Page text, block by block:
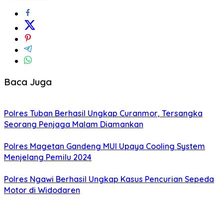
Baca Juga
Polres Tuban Berhasil Ungkap Curanmor, Tersangka
Seorang Penjaga Malam Diamankan
Polres Magetan Gandeng MUI Upaya Cooling System
Menjelang Pemilu 2024
Polres Ngawi Berhasil Ungkap Kasus Pencurian Sepeda
Motor di Widodaren